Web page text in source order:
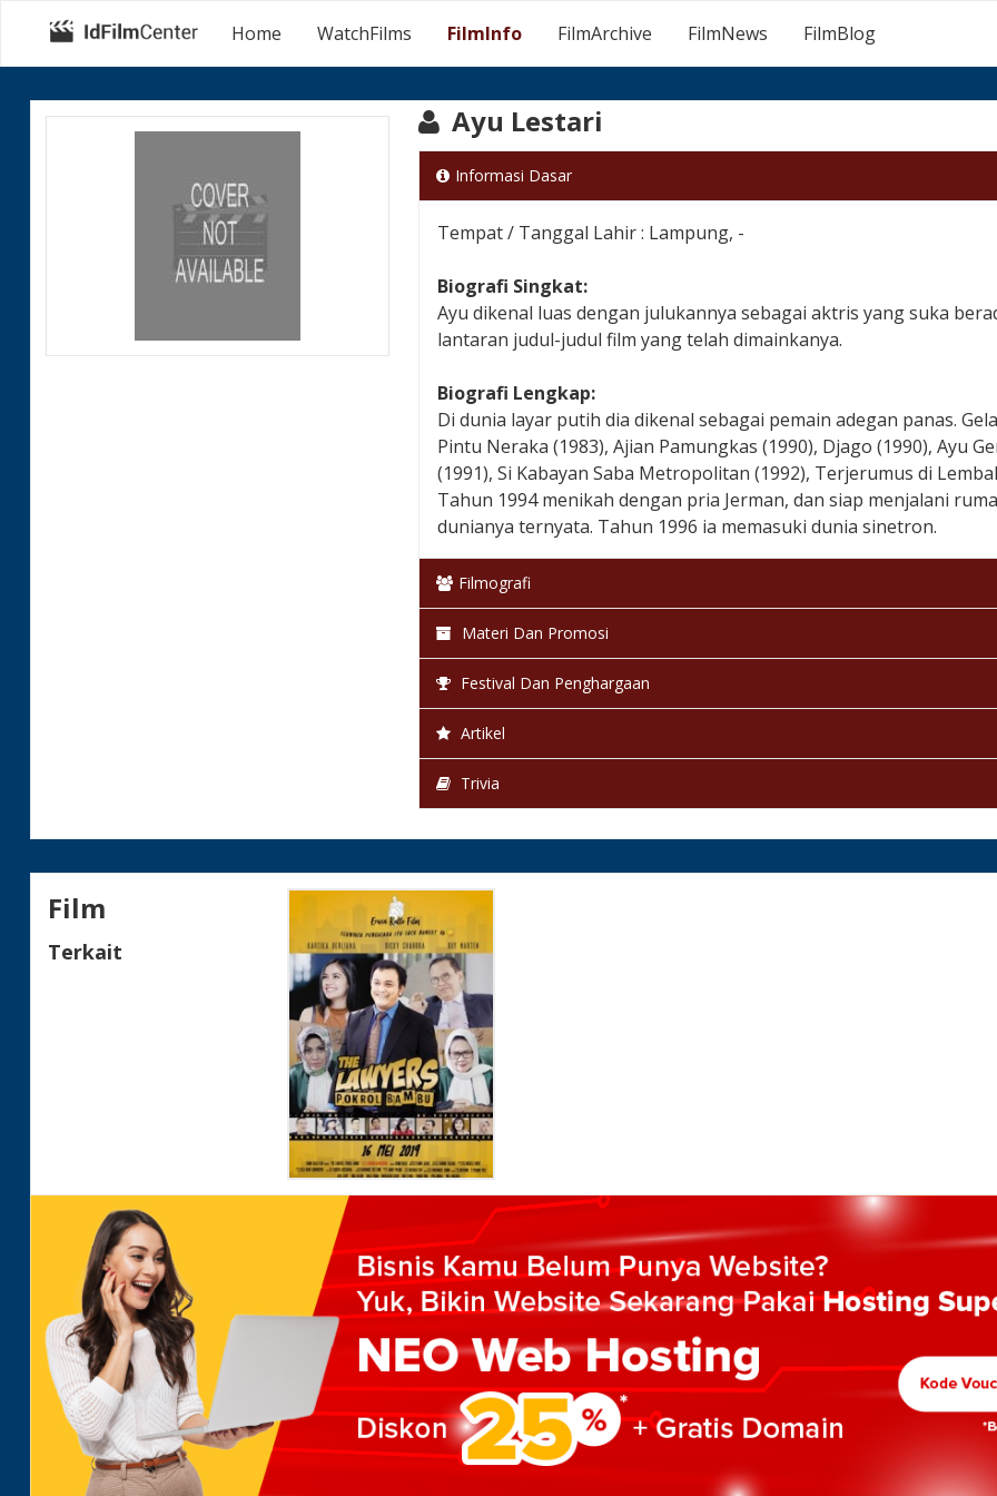
Home WatchFilms FilmInfo FilmArchive FilmNews FilmBlog
Ayu Lestari
Informasi Dasar
Tempat / Tanggal Lahir : Lampung, -
Biografi Singkat:
Ayu dikenal luas dengan julukannya sebagai aktris yang suka
lantaran judul-judul film yang telah dimainkanya.
Biografi Lengkap:
Di dunia layar putih dia dikenal sebagai pemain adegan panas.
Pintu Neraka (1983), Ajian Pamungkas (1990), Djago (1990), Ayu
(1991), Si Kabayan Saba Metropolitan (1992), Terjerumus di
Tahun 1994 menikah dengan pria Jerman, dan siap menjalani
dunianya ternyata. Tahun 1996 ia memasuki dunia sinetron.
Filmografi
Materi Dan Promosi
Festival Dan Penghargaan
Artikel
Trivia
Film
Terkait